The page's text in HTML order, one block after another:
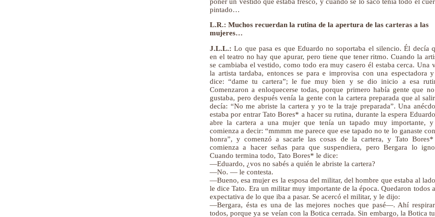
pintado…
L.R.: Muchos recuerdan la rutina de la apertura de las carteras a las
mujeres…
J.L.L.: Lo que pasa es que Eduardo no soportaba el silencio. Él decía
en el teatro no hay que apurar, pero tiene que tener ritmo. Cuando la
se cambiaba el vestido, como todo era muy casero él estaba cerca. Una
la artista tardaba, entonces se para e improvisa con una espectadora
dice: “dame tu cartera”; le fue muy bien y se dio inicio a esa
Comenzaron a enloquecerse todas, porque primero había gente que
gustaba, pero después venía la gente con la cartera preparada que al
decía: “No me abriste la cartera y yo te la traje preparada”. Una
estaba por entrar Tato Bores* a hacer su rutina, durante la espera
abre la cartera a una mujer que tenía un tapado muy importante,
comienza a decir: “mmmm me parece que ese tapado no te lo ganaste
honra”, y comenzó a sacarle las cosas de la cartera, y Tato
comienza a hacer señas para que suspendiera, pero Bergara lo
Cuando termina todo, Tato Bores* le dice:
—Eduardo, ¿vos no sabés a quién le abriste la cartera?
—No. — le contesta.
—Bueno, esa mujer es la esposa del militar, del hombre que estaba al
le dice Tato. Era un militar muy importante de la época. Quedaron todos
expectativa de lo que iba a pasar. Se acercó el militar, y le dijo:
—Bergara, ésta es una de las mejores noches que pasé—. Ahí
todos, porque ya se veían con la Botica cerrada. Sin embargo, la Botica